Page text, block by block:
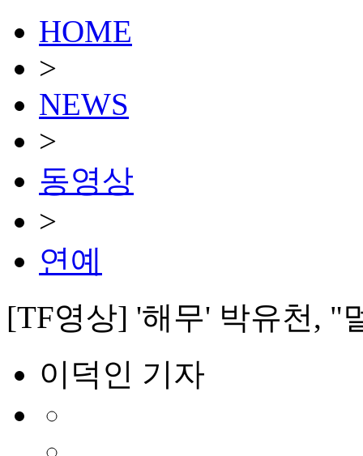
HOME
>
NEWS
>
동영상
>
연예
[TF영상] '해무' 박유천, "
이덕인 기자